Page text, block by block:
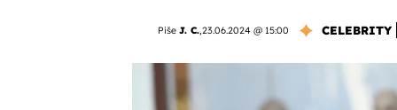
Piše J. C.,23.06.2024 @ 15:00 CELEBRITY